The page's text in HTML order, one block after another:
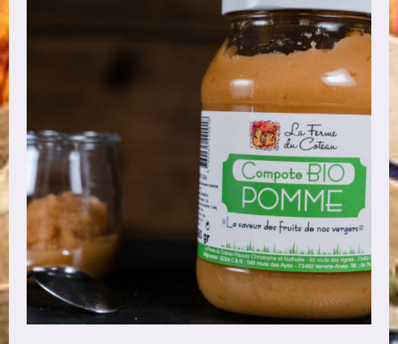
AJOUTER AU PANIER / DÉTAILS